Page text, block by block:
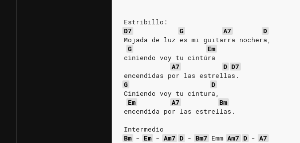
Estribillo:
D7
G A7
D
Mojada de luz es mi guitarra nochera,
G
Em
ciniendo voy tu cintúra
A7
D D7
encendidas por las estrellas.
G
D
Ciniendo voy tu cintura,
Em
A7
Bm
encendida por las estrellas.
Intermedio
Bm - Em - Am7 D - Bm7 Emm Am7 D - A7